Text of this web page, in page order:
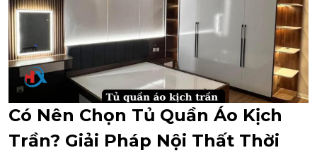
Có Nên Chọn Tủ Quần Áo Kịch
Trần? Giải Pháp Nội Thất Thời